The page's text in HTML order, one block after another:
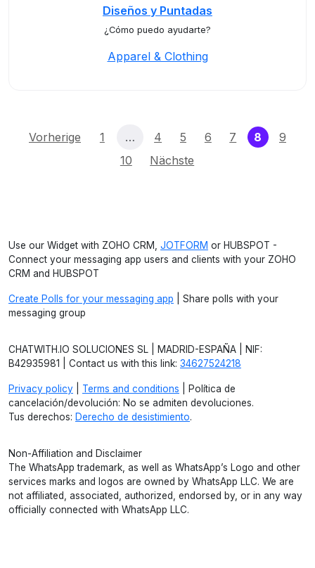
Diseños y Puntadas
¿Cómo puedo ayudarte?
Apparel & Clothing
Vorherige 1 … 4 5 6 7 8 (current)
9
10
Nächste
Use our Widget with ZOHO CRM, JOTFORM or HUBSPOT -
Connect your messaging app users and clients with your ZOHO
CRM and HUBSPOT
Create Polls for your messaging app | Share polls with your
messaging group
CHATWITH.IO SOLUCIONES SL | MADRID-ESPAÑA | NIF:
B42935981 | Contact us with this link: 34627524218
Privacy policy Terms and conditions | Política de
cancelación/devolución: No se admiten devoluciones.
Tus derechos: Derecho de desistimiento.
Non-Affiliation and Disclaimer
The WhatsApp trademark, as well as WhatsApp’s Logo and other
services marks and logos are owned by WhatsApp LLC. We are
not affiliated, associated, authorized, endorsed by, or in any way
officially connected with WhatsApp LLC.